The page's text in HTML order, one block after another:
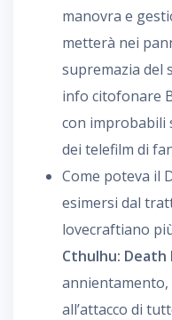
manovra e
metterà nei
supremazia del
info citofonare
con improbabili
dei telefilm di
Come poteva il
esimersi dal
lovecraftiano
Cthulhu: Death
all’attacco di